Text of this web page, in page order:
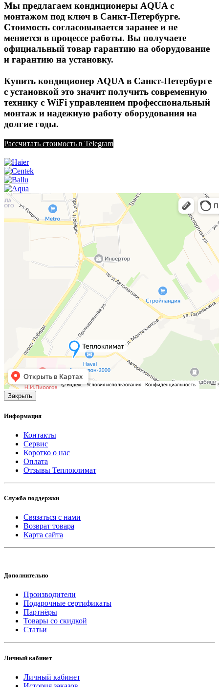
Мы предлагаем кондиционеры AQUA с
монтажом под ключ в Санкт-Петербурге.
Стоимость согласовывается заранее и не
меняется в процессе работы. Вы получаете
официальный товар гарантию на оборудование
и гарантию на установку.
Купить кондиционер AQUA в Санкт-Петербурге
с установкой это значит получить современную
технику с WiFi управлением профессиональный
монтаж и надежную работу оборудования на
долгие годы.
Рассчитать стоимость в Telegram
Закрыть
Информация
Контакты
Сервис
Коротко о нас
Оплата
Отзывы Теплоклимат
Служба поддержки
Связаться с нами
Возврат товара
Карта сайта
Дополнительно
Производители
Подарочные сертификаты
Партнёры
Товары со скидкой
Статьи
Личный кабинет
Личный кабинет